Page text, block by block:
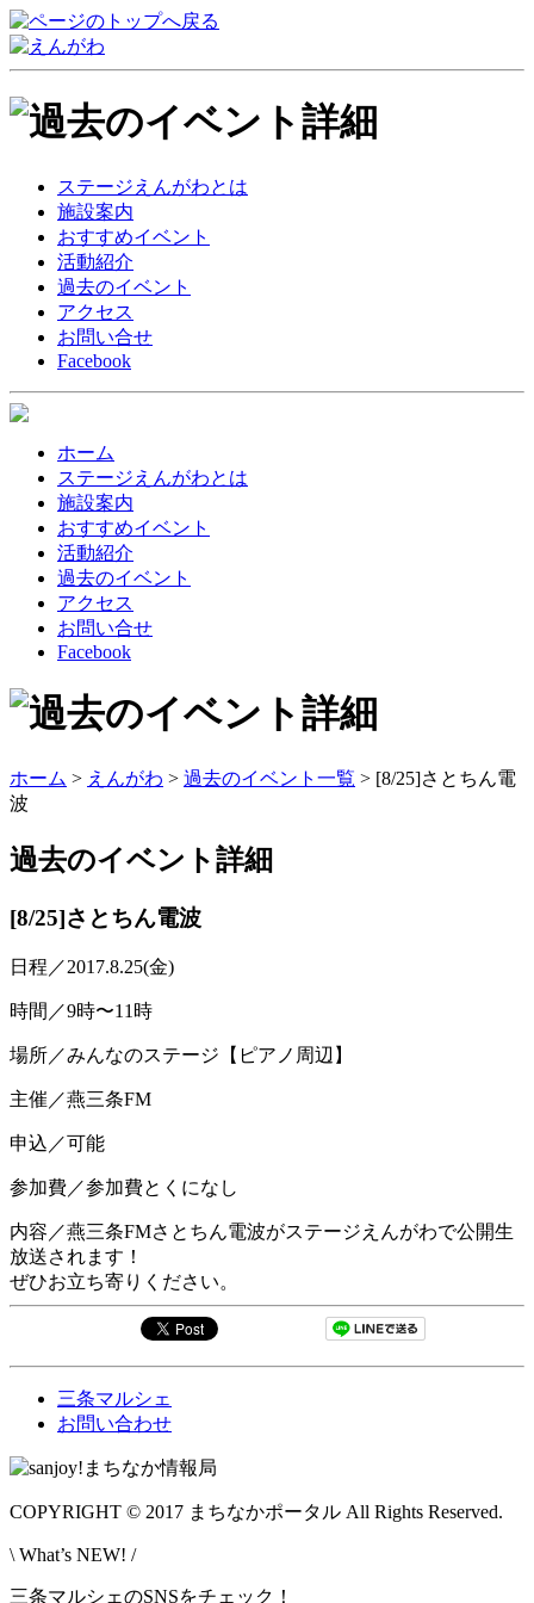
ステージえんがわとは
施設案内
おすすめイベント
活動紹介
過去のイベント
アクセス
お問い合せ
Facebook
ホーム
ステージえんがわとは
施設案内
おすすめイベント
活動紹介
過去のイベント
アクセス
お問い合せ
Facebook
ホーム > えんがわ > 過去のイベント一覧 > [8/25]さとちん電
波
過去のイベント詳細
[8/25]さとちん電波
日程／2017.8.25(金)
時間／9時〜11時
場所／みんなのステージ【ピアノ周辺】
主催／燕三条FM
申込／可能
参加費／参加費とくになし
内容／燕三条FMさとちん電波がステージえんがわで公開生
放送されます！
ぜひお立ち寄りください。
三条マルシェ
お問い合わせ
COPYRIGHT © 2017 まちなかポータル All Rights Reserved.
\ What’s NEW! /
三条マルシェのSNSをチェック！